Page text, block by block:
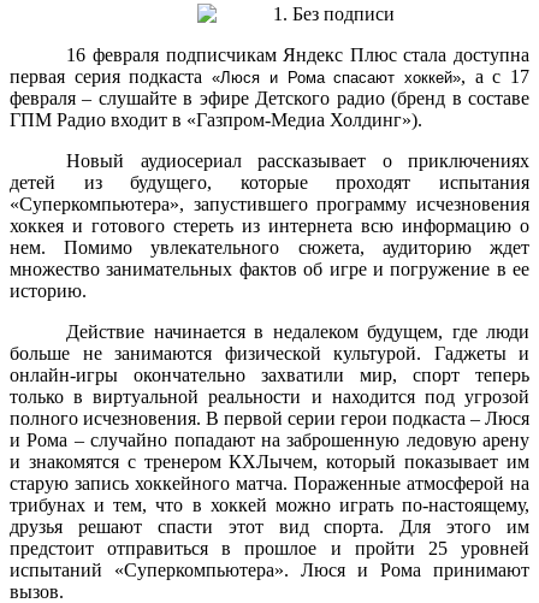
16 февраля подписчикам Яндекс Плюс стала доступна
первая серия подкаста«Люся и Рома спасают хоккей», а с 17
февраля – слушайте в эфире Детского радио (бренд в составе
ГПМ Радио входит в «Газпром-Медиа Холдинг»).
Новый аудиосериал рассказывает о приключениях
детей из будущего, которые проходят испытания
«Суперкомпьютера», запустившего программу исчезновения
хоккея и готового стереть из интернета всю информацию о
нем. Помимо увлекательного сюжета, аудиторию ждет
множество занимательных фактов об игре и погружение в ее
историю.
Действие начинается в недалеком будущем, где люди
больше не занимаются физической культурой. Гаджеты и
онлайн-игры окончательно захватили мир, спорт теперь
только в виртуальной реальности и находится под угрозой
полного исчезновения. В первой серии герои подкаста – Люся
и Рома – случайно попадают на заброшенную ледовую арену
и знакомятся с тренером КХЛычем, который показывает им
старую запись хоккейного матча. Пораженные атмосферой на
трибунах и тем, что в хоккей можно играть по-настоящему,
друзья решают спасти этот вид спорта. Для этого им
предстоит отправиться в прошлое и пройти 25 уровней
испытаний «Суперкомпьютера». Люся и Рома принимают
вызов.